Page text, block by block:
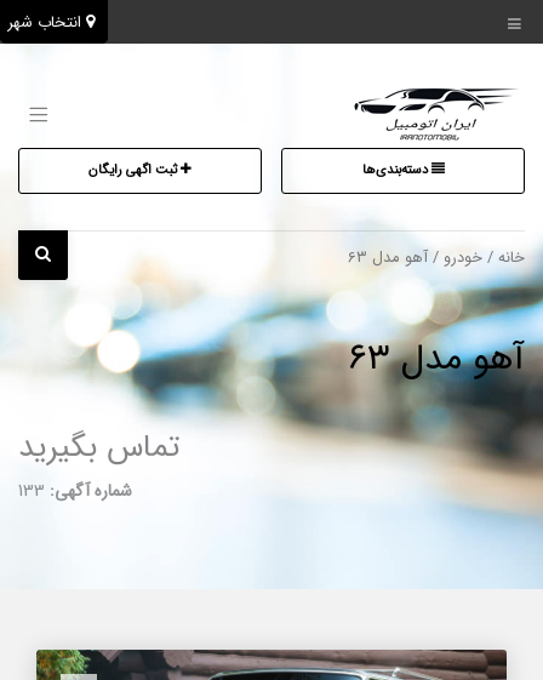
دسته‌بندی‌ها ثبت اگهی رایگان
خانه / خودرو / آهو مدل ۶۳
آهو مدل ۶۳
تماس بگیرید
شماره آگهی: 133